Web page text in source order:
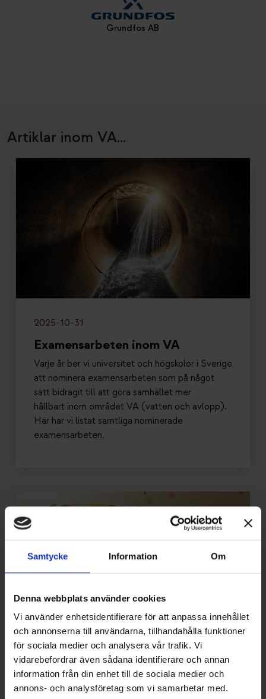
Samtycke Information Om
Denna webbplats använder cookies
Vi använder enhetsidentifierare för att anpassa innehållet
och annonserna till användarna, tillhandahålla funktioner
för sociala medier och analysera vår trafik. Vi
vidarebefordrar även sådana identifierare och annan
information från din enhet till de sociala medier och
annons- och analysföretag som vi samarbetar med.
Grundfos AB
Artiklar inom VA...
2025-10-31
Examensarbeten inom VA
Varje år ber vi universitet och högskolor i Sverige
att nominera examensarbeten som på något
sätt bidragit till att göra samhället mer
hållbart inom området VA (vatten och avlopp).
Här har vi listat samtliga nominerade
examensarbeten.
2025-10-31
Vinnande examensarbeten